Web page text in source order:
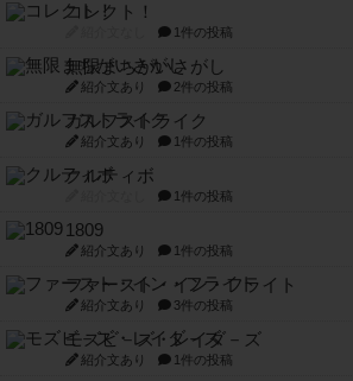
コレクト！
1件の投稿
無限まちがいさがし
紹介文あり 2件の投稿
ガルフストライク
紹介文あり 1件の投稿
クルティボ
1件の投稿
1809
紹介文あり 1件の投稿
ファースト・イン・フライト
紹介文あり 3件の投稿
モズビ－ズ・レイダ－ズ
紹介文あり 1件の投稿